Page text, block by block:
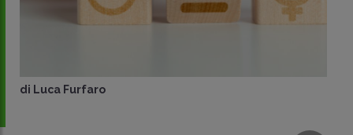
di Luca Furfaro